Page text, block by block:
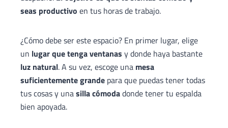
seas productivo en tus horas de trabajo.
¿Cómo debe ser este espacio? En primer lugar, elige
un lugar que tenga ventanas y donde haya bastante
luz natural. A su vez, escoge una mesa
suficientemente grande para que puedas tener todas
tus cosas y unasilla cómodadonde tener tu espalda
bien apoyada.